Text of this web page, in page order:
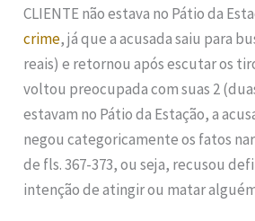
CLIENTE não estava no Pátio da
crime, já que a acusada saiu para
reais) e retornou após escutar os
voltou preocupada com suas 2
estavam no Pátio da Estação, a
negou categoricamente os fatos
de fls. 367-373, ou seja, recusou
intenção de atingir ou matar